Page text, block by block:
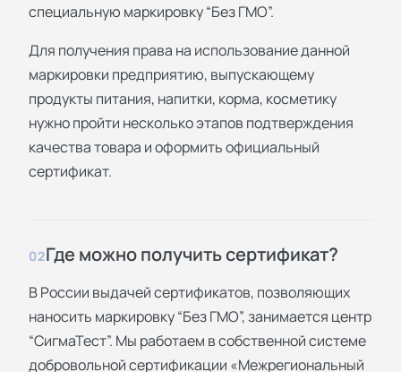
специальную маркировку “Без ГМО”.
Для получения права на использование данной
маркировки предприятию, выпускающему
продукты питания, напитки, корма, косметику
нужно пройти несколько этапов подтверждения
качества товара и оформить официальный
сертификат.
02Где можно получить сертификат?
В России выдачей сертификатов, позволяющих
наносить маркировку “Без ГМО”, занимается центр
“СигмаТест”. Мы работаем в собственной системе
добровольной сертификации «Межрегиональный